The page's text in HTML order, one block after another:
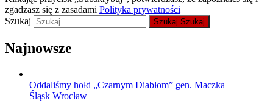
zgadzasz się z zasadami Polityka prywatności
Szukaj
Szukaj Szukaj
Najnowsze
Oddaliśmy hołd „Czarnym Diabłom” gen. Maczka
Śląsk Wrocław